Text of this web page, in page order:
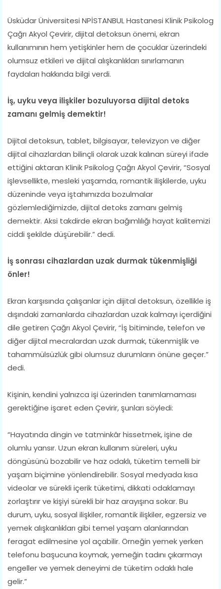
Üsküdar Üniversitesi NPİSTANBUL Hastanesi Klinik Psikolog
Çağrı Akyol Çevirir, dijital detoksun önemi, ekran
kullanımının hem yetişkinler hem de çocuklar üzerindeki
olumsuz etkileri ve dijital alışkanlıkları sınırlamanın
faydaları hakkında bilgi verdi.
İş, uyku veya ilişkiler bozuluyorsa dijital detoks
zamanı gelmiş demektir!
Dijital detoksun, tablet, bilgisayar, televizyon ve diğer
dijital cihazlardan bilinçli olarak uzak kalınan süreyi ifade
ettiğini aktaran Klinik Psikolog Çağrı Akyol Çevirir, “Sosyal
işlevsellikte, mesleki yaşamda, romantik ilişkilerde, uyku
düzeninde veya iştahımızda bozulmalar
gözlemlediğimizde, dijital detoks zamanı gelmiş
demektir. Aksi takdirde ekran bağımlılığı hayat kalitemizi
ciddi şekilde düşürebilir.” dedi.
İş sonrası cihazlardan uzak durmak tükenmişliği
önler!
Ekran karşısında çalışanlar için dijital detoksun, özellikle iş
dışındaki zamanlarda cihazlardan uzak kalmayı içerdiğini
dile getiren Çağrı Akyol Çevirir, “İş bitiminde, telefon ve
diğer dijital mecralardan uzak durmak, tükenmişlik ve
tahammülsüzlük gibi olumsuz durumların önüne geçer.”
dedi.
Kişinin, kendini yalnızca işi üzerinden tanımlamaması
gerektiğine işaret eden Çevirir, şunları söyledi:
“Hayatında dingin ve tatminkâr hissetmek, işine de
olumlu yansır. Uzun ekran kullanım süreleri, uyku
döngüsünü bozabilir ve haz odaklı, tüketim temelli bir
yaşam biçimine yönlendirebilir. Sosyal medyada kısa
videolar ve sürekli içerik tüketimi, dikkati odaklamayı
zorlaştırır ve kişiyi sürekli bir haz arayışına sokar. Bu
durum, uyku, sosyal ilişkiler, romantik ilişkiler, egzersiz ve
yemek alışkanlıkları gibi temel yaşam alanlarından
feragat edilmesine yol açabilir. Örneğin yemek yerken
telefonu başucuna koymak, yemeğin tadını çıkarmayı
engeller ve yemek deneyimi de tüketim odaklı hale
gelir.”